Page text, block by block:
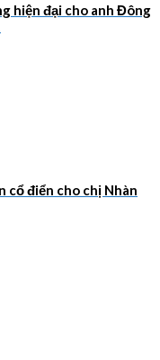
hiện đại cho anh Đông
cổ điển cho chị Nhàn